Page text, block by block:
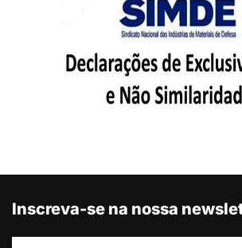
Inscreva-se na nossa